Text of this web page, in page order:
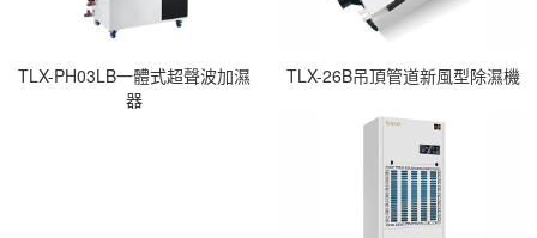
TLX-PH03LB一體式超聲波加濕
器
TLX-26B吊頂管道新風型除濕機